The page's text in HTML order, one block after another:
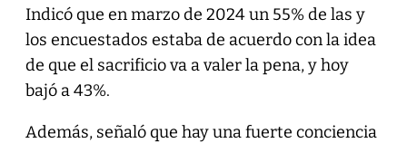
Indicó que en marzo de 2024 un 55% de las y
los encuestados estaba de acuerdo con la idea
de que el sacrificio va a valer la pena, y hoy
bajó a 43%.
Además, señaló que hay una fuerte conciencia